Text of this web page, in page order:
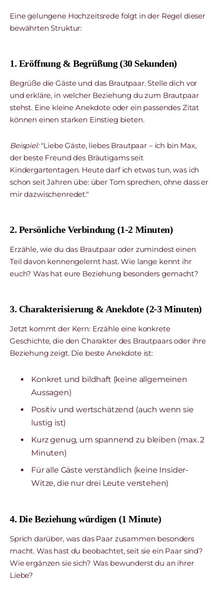
Eine gelungene Hochzeitsrede folgt in der Regel dieser
bewährten Struktur:
1. Eröffnung & Begrüßung (30 Sekunden)
Begrüße die Gäste und das Brautpaar. Stelle dich vor
und erkläre, in welcher Beziehung du zum Brautpaar
stehst. Eine kleine Anekdote oder ein passendes Zitat
können einen starken Einstieg bieten.
Beispiel:"Liebe Gäste, liebes Brautpaar – ich bin Max,
der beste Freund des Bräutigams seit
Kindergartentagen. Heute darf ich etwas tun, was ich
schon seit Jahren übe: über Tom sprechen, ohne dass er
mir dazwischenredet."
2. Persönliche Verbindung (1-2 Minuten)
Erzähle, wie du das Brautpaar oder zumindest einen
Teil davon kennengelernt hast. Wie lange kennt ihr
euch? Was hat eure Beziehung besonders gemacht?
3. Charakterisierung & Anekdote (2-3 Minuten)
Jetzt kommt der Kern: Erzähle eine konkrete
Geschichte, die den Charakter des Brautpaars oder ihre
Beziehung zeigt. Die beste Anekdote ist:
Konkret und bildhaft (keine allgemeinen
Aussagen)
Positiv und wertschätzend (auch wenn sie
lustig ist)
Kurz genug, um spannend zu bleiben (max. 2
Minuten)
Für alle Gäste verständlich (keine Insider-
Witze, die nur drei Leute verstehen)
4. Die Beziehung würdigen (1 Minute)
Sprich darüber, was das Paar zusammen besonders
macht. Was hast du beobachtet, seit sie ein Paar sind?
Wie ergänzen sie sich? Was bewunderst du an ihrer
Liebe?